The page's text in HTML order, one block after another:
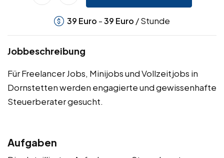
39 Euro -39 Euro / Stunde
Jobbeschreibung
Für Freelancer Jobs, Minijobs und Vollzeitjobs in
Dornstetten werden engagierte und gewissenhafte
Steuerberater gesucht.
Aufgaben